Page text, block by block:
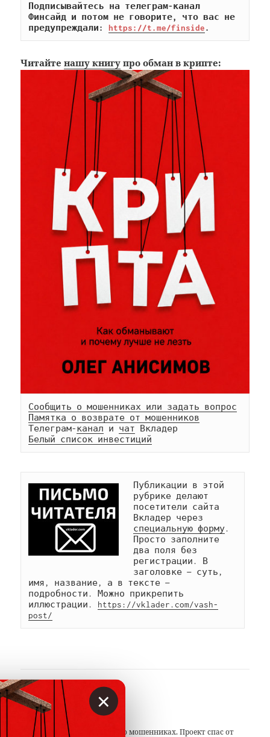
Подписывайтесь на телеграм-канал
Финсайд и потом не говорите, что вас не
предупреждали: https://t.me/finside.
Читайтенашу книгу про обман в крипте:
Сообщить о мошенниках или задать вопрос
Памятка о возврате от мошенников
Телеграм-канал и чат
Белый список инвестиций
Публикации в этой
рубрике делают
посетители сайта
специальную форму.
Просто заполните
два поля без
регистрации. В
заголовке — суть,
имя, название, а в тексте —
подробности. Можно прикрепить
иллюстрации. https://vklader.com/vash-
post/
АВТОР
Вкладер
С 2014 года предупреждаем о мошенниках. Проект спас от
×